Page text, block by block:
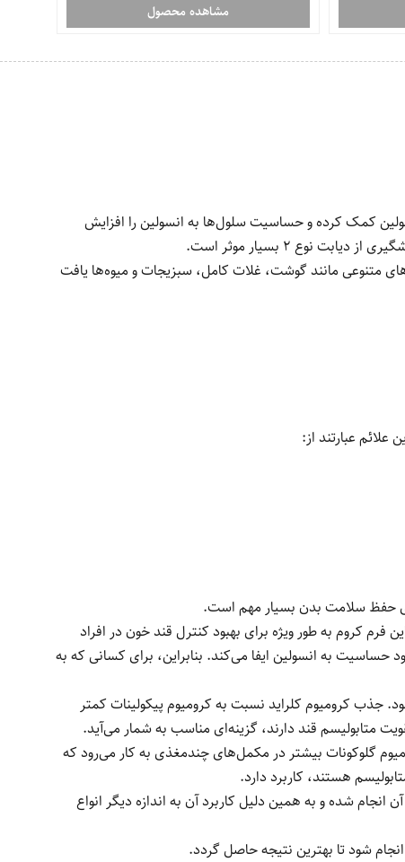
مشاهده محصول
کمک کرده و حساسیت سلول‌ها به انسولین را افزایش
2 بسیار موثر است.
متنوعی مانند گوشت، غلات کامل، سبزیجات و میوه‌ها یافت
عبارتند از:
حفظ سلامت بدن بسیار مهم است.
کروم به طور ویژه برای بهبود کنترل قند خون در افراد
حساسیت به انسولین ایفا می‌کند. بنابراین، برای کسانی که به
جذب کرومیوم کلراید نسبت به کرومیوم پیکولینات کمتر
متابولیسم قند دارند، گزینه‌ای مناسب به شمار می‌آید.
گلوکونات بیشتر در مکمل‌های چندمغذی به کار می‌رود که
هستند، کاربرد دارد.
شده و به همین دلیل کاربرد آن به اندازه دیگر انواع
شود تا بهترین نتیجه حاصل گردد.